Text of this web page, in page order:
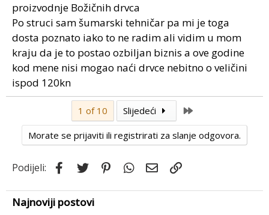
proizvodnje Božičnih drvca
Po struci sam šumarski tehničar pa mi je toga
dosta poznato iako to ne radim ali vidim u mom
kraju da je to postao ozbiljan biznis a ove godine
kod mene nisi mogao naći drvce nebitno o veličini
ispod 120kn
1 of 10 Slijedeći
Morate se prijaviti ili registrirati za slanje odgovora.
Podijeli: Facebook
Twitter PinterestWhatsApp
Email
Najnoviji postovi